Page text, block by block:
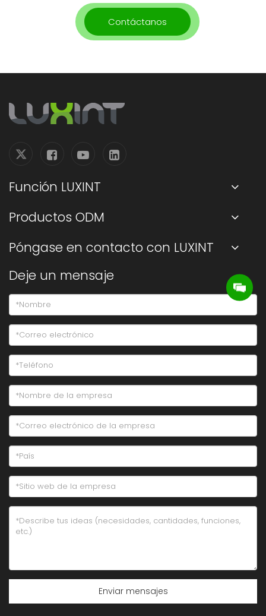
Contáctanos
Función LUXINT
Productos ODM
Póngase en contacto con LUXINT
Deje un mensaje
Enviar mensajes